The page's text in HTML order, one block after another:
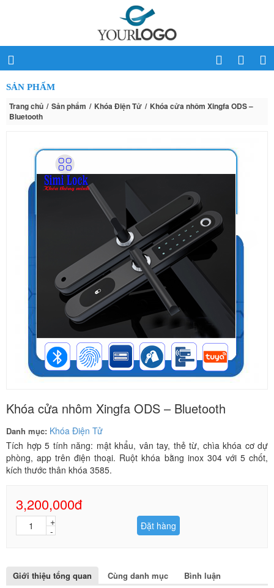
SẢN PHẨM
Trang chủ Sản phẩm Khóa Điện Tử
Khóa cửa nhôm Xingfa ODS –
Bluetooth
Khóa cửa nhôm Xingfa ODS – Bluetooth
Danh mục: Khóa Điện Tử
Tích hợp 5 tính năng: mật khẩu, vân tay, thẻ từ, chìa khóa cơ dự
phòng, app trên điện thoại. Ruột khóa bằng inox 304 với 5 chốt,
kích thước thân khóa 3585.
3,200,000đ
Đặt hàng
Giới thiệu tổng quan Cùng danh mục Bình luận